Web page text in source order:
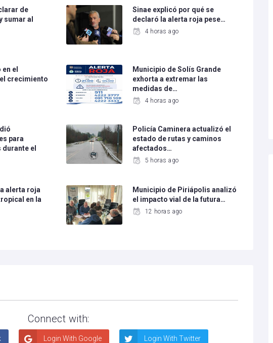
de
sumar al
Sinae explicó por qué se
declaró la alerta roja pese…
4 horas ago
el
crecimiento
Municipio de Solís Grande
exhorta a extremar las
medidas de…
4 horas ago
para
el
Policía Caminera actualizó el
estado de rutas y caminos
afectados…
5 horas ago
alerta roja
en la
Municipio de Piriápolis analizó
el impacto vial de la futura…
12 horas ago
Connect with:
Login With Google Login With Twitter